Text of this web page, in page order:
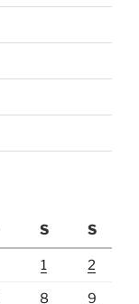
S S
1 2
8 9